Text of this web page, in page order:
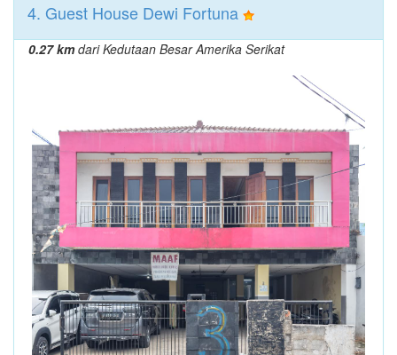
4. Guest House Dewi Fortuna
0.27 kmdari Kedutaan Besar Amerika Serikat